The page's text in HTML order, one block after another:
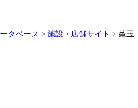
タベース > 施設・店舗サイト > 薫玉